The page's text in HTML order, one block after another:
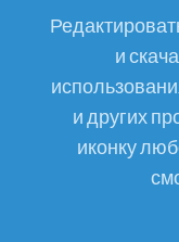
редактировать align right иконку из шрифта
и
и других
иконку